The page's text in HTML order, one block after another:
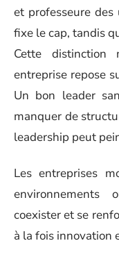
et professeure
fixe le cap, tandis
Cette distinction
entreprise repose
Un bon leader
manquer de
leadership peut
Les entreprises
coexister et se
à la fois innovation